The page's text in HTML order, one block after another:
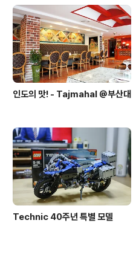
인도의 맛! - Tajmahal @부산대
Technic 40주년 특별 모델